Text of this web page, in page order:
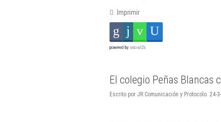
Imprimir
powered by social2s
El colegio Peñas Blancas
Escrito por JR Comunicación y Protocolo. 24-